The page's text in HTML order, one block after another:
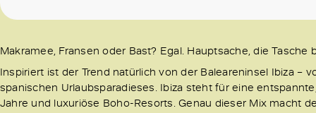
Makramee, Fransen oder Bast? Egal. Hauptsache, die Tasche
Inspiriert ist der Trend natürlich von der Baleareninsel Ibiza
spanischen Urlaubsparadieses. Ibiza steht für eine
Jahre und luxuriöse Boho-Resorts. Genau dieser Mix macht